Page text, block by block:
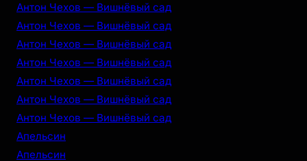
Антон Чехов — Вишнёвый сад
Антон Чехов — Вишнёвый сад
Антон Чехов — Вишнёвый сад
Антон Чехов — Вишнёвый сад
Антон Чехов — Вишнёвый сад
Антон Чехов — Вишнёвый сад
Антон Чехов — Вишнёвый сад
Апельсин
Апельсин